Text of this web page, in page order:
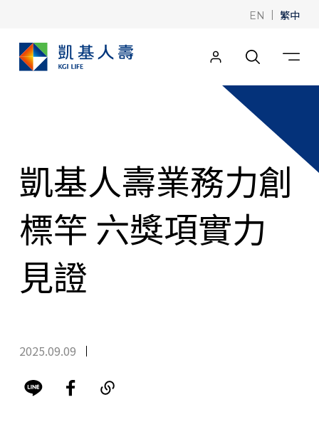
EN | 繁中
凱基人壽業務力創
標竿 六獎項實力
見證
2025.09.09